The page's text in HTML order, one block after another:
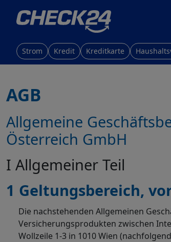
Strom Kredit Kreditkarte
AGB
Allgemeine
Österreich GmbH
I Allgemeiner Teil
1 Geltungsbereich,
Die nachstehenden Allgemeinen
Versicherungsprodukten zwischen
Wollzeile 1-3 in 1010 Wien